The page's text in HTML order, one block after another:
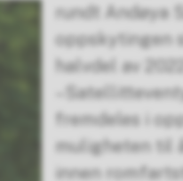
rundt Andøya
oppskytingen
halvdel av 2022.
fremdeles i
muligheten til
innen